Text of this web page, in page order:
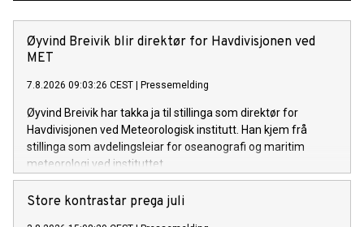
Øyvind Breivik blir direktør for Havdivisjonen ved
MET
7.8.2026 09:03:26 CEST Pressemelding
Øyvind Breivik har takka ja til stillinga som direktør for
Havdivisjonen ved Meteorologisk institutt. Han kjem frå
stillinga som avdelingsleiar for oseanografi og maritim
meteorologi ved instituttet.
Store kontrastar prega juli